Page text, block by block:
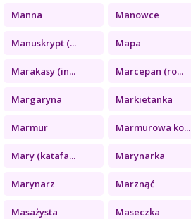
Manna Manowce
Manuskrypt (... Mapa
Marakasy (in... Marcepan (ro...
Margaryna Markietanka
Marmur Marmurowa ko...
Mary (katafa... Marynarka
Marynarz Marznąć
Masażysta Maseczka